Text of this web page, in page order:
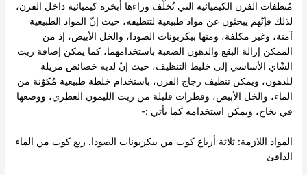
مُنظفات الفرن الكيميائية التي تُخلّف وراءها أبخرة كيميائية داخل الفرن،
لذلك فإنّهم يبحثون عن مواد طبيعية لتنظيفه، حيث إنّ المواد الطبيعية
آمنة، وغير مكلفة، ومنها بيكربونات الصودا، والخل الأبيض، إذ من
الممكن إزالة البقع والدهون الصعبة باستخدامهما، كما يمكن إضافة زيت
الشّاي الأساسي إلى خليط التنظيف، حيث إنّ لديه خصائص مزيلة
للدهون، ويمكن تنظيف زجاج الفرن، باستخدام خلطة طبيعية مُكوّنة من
الماء، والخل الأبيض، وقطرات قليلة من زيت الليمون العطري، ووضعها
في بخاخ، ويمكن استخدامه كما يأتي :-
المواد اللازمة: ثلاثة أرباع كوب من بيكربونات الصودا. ربع كوب من الماء
الدافئ